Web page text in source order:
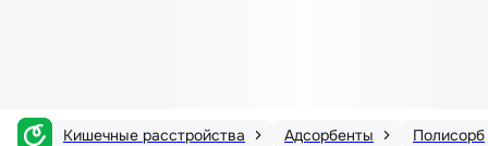
Кишечные расстройства Адсорбенты Полисорб